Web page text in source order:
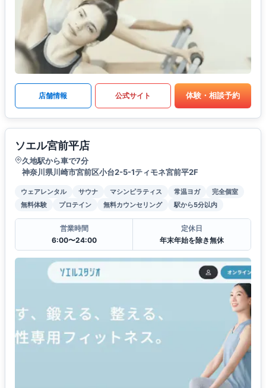
店舗情報 公式サイト 体験・相談予約
ソエル宮前平店
久地駅から車で7分
神奈川県川崎市宮前区小台2-5-1ティモネ宮前平2F
ウェアレンタル サウナ マシンピラティス 常温ヨガ
完全個室
無料体験
プロテイン 無料カウンセリング 駅から5分以内
営業時間
6:00〜24:00
定休日
年末年始を除き無休